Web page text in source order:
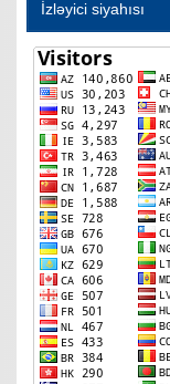
İzləyici siyahısı